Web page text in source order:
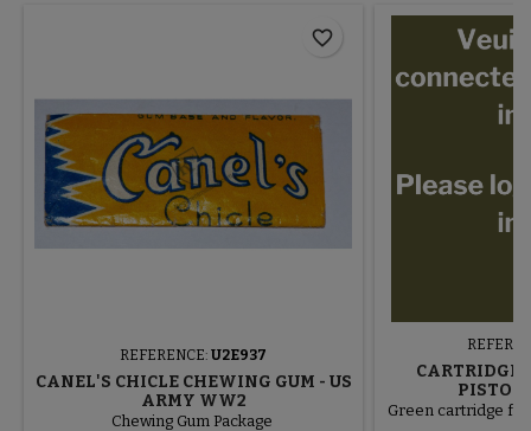
REFERENCE: U2E937
CANEL'S CHICLE CHEWING GUM - US
ARMY WW2
Chewing Gum Package
favorite_border
CARTRIDGE
PISTOL
Green cartridge